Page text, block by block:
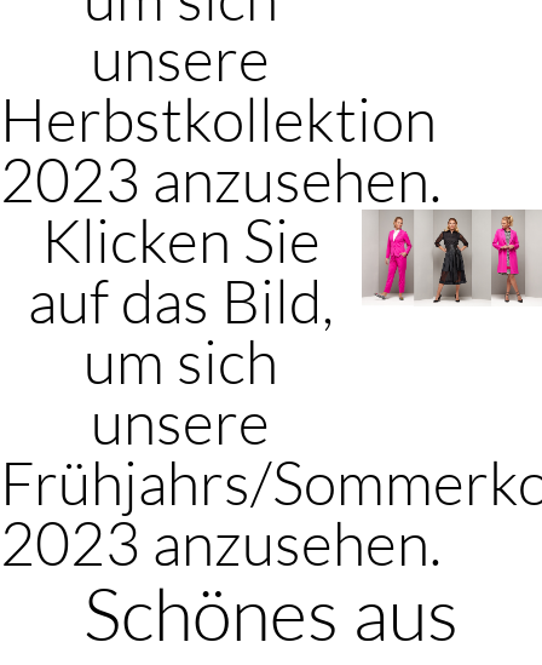
unsere
Herbstkollektion
2023 anzusehen.
Klicken Sie
auf das Bild,
um sich
unsere
Frühjahrs/
2023 anzusehen.
Schönes aus